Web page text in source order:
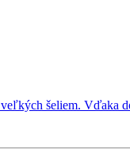
šeliem. Vďaka